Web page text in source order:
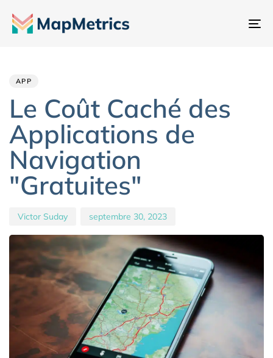
APP
Le Coût Caché des
Applications de
Navigation
"Gratuites"
Victor Suday septembre 30, 2023